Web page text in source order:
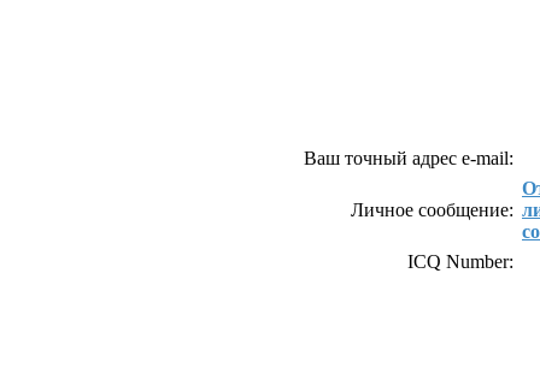
Ваш точный адрес e-mail:
Личное сообщение:
ICQ Number: